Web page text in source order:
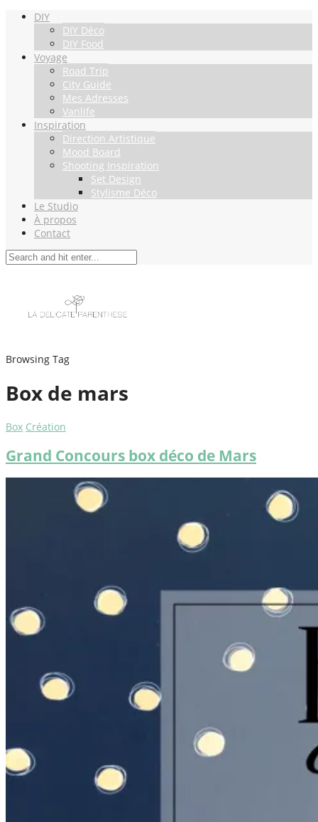
DIY
DIY Déco
DIY Food
Voyage
Road Trip
City Guide
Mes Adresses
Vanlife
Inspiration
Direction Artistique
Mood Board
Shooting Inspiration
Set Design
Stylisme Déco
Le Studio
À propos
Contact
Browsing Tag
Box de mars
Box Création
Grand Concours box déco de Mars